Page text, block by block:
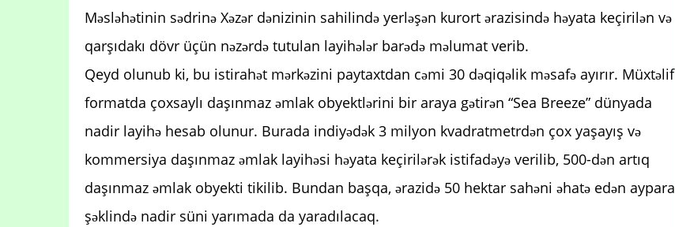
Məsləhətinin sədrinə Xəzər dənizinin sahilində yerləşən kurort ərazisində həyata keçirilən və
qarşıdakı dövr üçün nəzərdə tutulan layihələr barədə məlumat verib.
Qeyd olunub ki, bu istirahət mərkəzini paytaxtdan cəmi 30 dəqiqəlik məsafə ayırır. Müxtəlif
formatda çoxsaylı daşınmaz əmlak obyektlərini bir araya gətirən “Sea Breeze” dünyada
nadir layihə hesab olunur. Burada indiyədək 3 milyon kvadratmetrdən çox yaşayış və
kommersiya daşınmaz əmlak layihəsi həyata keçirilərək istifadəyə verilib, 500-dən artıq
daşınmaz əmlak obyekti tikilib. Bundan başqa, ərazidə 50 hektar sahəni əhatə edən aypara
şəklində nadir süni yarımada da yaradılacaq.